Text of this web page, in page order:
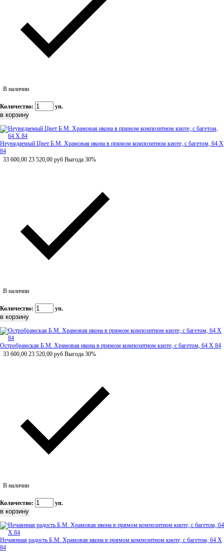
В наличии
Количество: уп.
Неувядаемый Цвет Б.М. Храмовая икона в прямом композитном киоте, с багетом, 64 Х
84
33 600,00 23 520,00 руб Выгода 30%
В наличии
Количество: уп.
Остробрамская Б.М. Храмовая икона в прямом композитном киоте, с багетом, 64 Х 84
33 600,00 23 520,00 руб Выгода 30%
В наличии
Количество: уп.
Нечаянная радость Б.М. Храмовая икона в прямом композитном киоте, с багетом, 64 Х
84